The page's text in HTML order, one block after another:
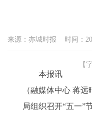
来源：亦城时报 时间：
【
本报讯
（融媒体中心 蒋
局组织召开“五一”